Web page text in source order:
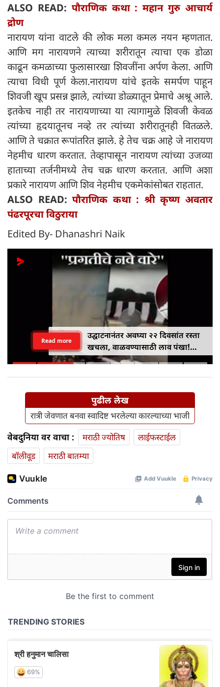
ALSO READ: पौराणिक कथा : महान गुरु आचार्य
द्रोण
नारायण यांना वाटले की लोक मला कमल नयन म्हणतात.
आणि मग नारायणने त्याच्या शरीरातून त्याचा एक डोळा
काढून कमळाच्या फुलासारखा शिवजींना अर्पण केला. आणि
त्याचा विधी पूर्ण केला.नारायण यांचे इतके समर्पण पाहून
शिवजी खूप प्रसन्न झाले, त्यांच्या डोळ्यातून प्रेमाचे अश्रू आले.
इतकेच नाही तर नारायणाच्या या त्यागामुळे शिवजी केवळ
त्यांच्या हृदयातूनच नव्हे तर त्यांच्या शरीरातूनही वितळले.
आणि ते चक्रात रूपांतरित झाले. हे तेच चक्र आहे जे नारायण
नेहमीच धारण करतात. तेव्हापासून नारायण त्यांच्या उजव्या
हाताच्या तर्जनीमध्ये तेच चक्र धारण करतात. आणि अशा
प्रकारे नारायण आणि शिव नेहमीच एकमेकांसोबत राहतात.
ALSO READ:पौराणिक कथा : श्री कृष्ण अवतार
पंढरपूरचा विठुराया
Edited By- Dhanashri Naik
उद्घाटनानंतर अवघ्या २२ दिवसांत रस्ता
खचला, वाळवण्यासाठी लाव पंखा!
अखिलेश यादवांचा भाजपवर जोरदार
Read more
पुढील लेख
रात्री जेवणात बनवा स्वादिष्ट भरलेल्या कारल्याच्या भाजी
वेबदुनिया वर वाचा : मराठी ज्योतिष
लाईफस्टाईल
बॉलीवूड
मराठी बातम्या